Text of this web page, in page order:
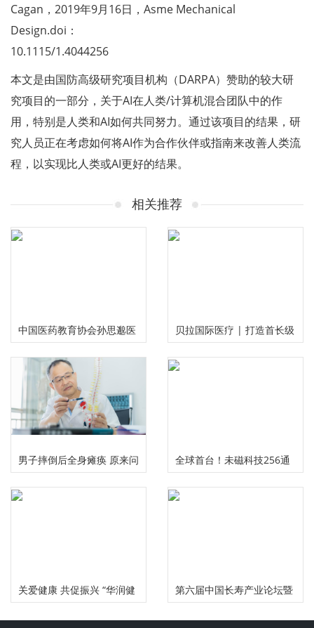
Cagan，2019年9月16日，Asme Mechanical
Design.doi：
10.1115/1.4044256
本文是由国防高级研究项目机构（DARPA）赞助的较大研
究项目的一部分，关于AI在人类/计算机混合团队中的作
用，特别是人类和AI如何共同努力。通过该项目的结果，研
究人员正在考虑如何将AI作为合作伙伴或指南来改善人类流
程，以实现比人类或AI更好的结果。
相关推荐
中国医药教育协会孙思邈医
德传承工作委员会大型义诊
活动在河南安阳举行
贝拉国际医疗 | 打造首长级
精准服务 护航国民健康福祉
男子摔倒后全身瘫痪 原来问
题出在颈椎上
全球首台！未磁科技256通
道无液氦脑磁图仪及芯片化
关爱健康 共促振兴 “华润健
第六届中国长寿产业论坛暨